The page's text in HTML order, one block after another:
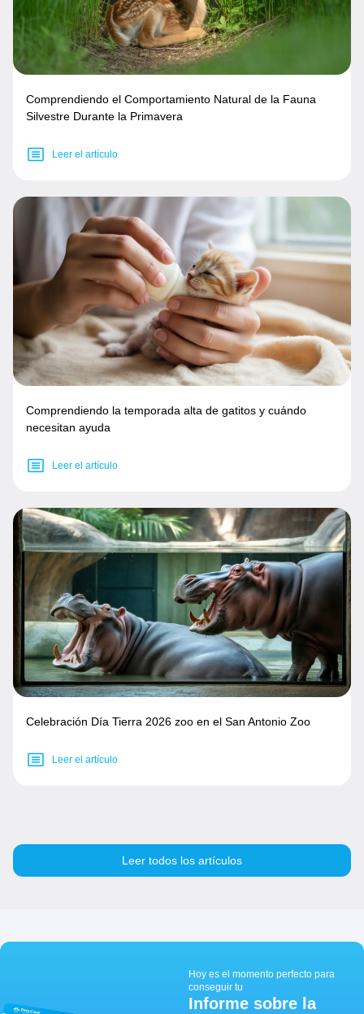
Comprendiendo el Comportamiento Natural de la Fauna
Silvestre Durante la Primavera
Leer el artículo
Comprendiendo la temporada alta de gatitos y cuándo
necesitan ayuda
Leer el artículo
Celebración Día Tierra 2026 zoo en el San Antonio Zoo
Leer el artículo
Leer todos los artículos
Hoy es el momento perfecto para
conseguir tu
Informe sobre la